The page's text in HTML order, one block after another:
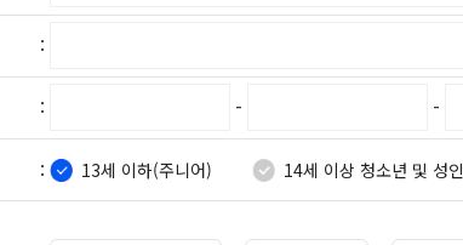
:
: - -
: 13세 이하(주니어) 14세 이상 청소년 및 성인